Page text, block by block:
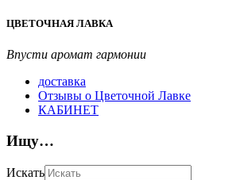
Перейти
содержимому
ЦВЕТОЧНАЯ ЛАВКА
Впусти аромат гармонии
доставка
Отзывы о Цветочной Лавке
КАБИНЕТ
Ищу…
Искать